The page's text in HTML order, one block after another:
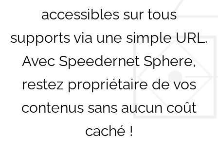
accessibles sur tous
supports via une simple URL.
Avec Speedernet Sphere,
restez propriétaire de vos
contenus sans aucun coût
caché !